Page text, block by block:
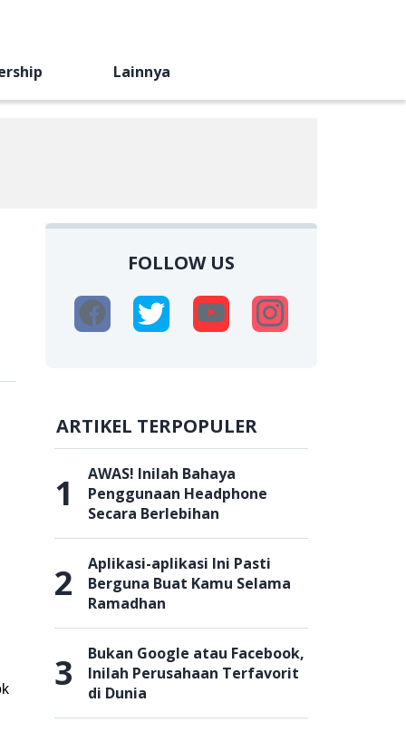
Lainnya
FOLLOW US
ARTIKEL TERPOPULER
1
AWAS! Inilah Bahaya
Penggunaan Headphone
Secara Berlebihan
2
Aplikasi-aplikasi Ini Pasti
Berguna Buat Kamu Selama
Ramadhan
3
Bukan Google atau Facebook,
Inilah Perusahaan Terfavorit
di Dunia